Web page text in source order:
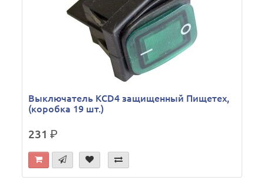
Выключатель KCD4 защищенный Пищетех,
(коробка 19 шт.)
231р.